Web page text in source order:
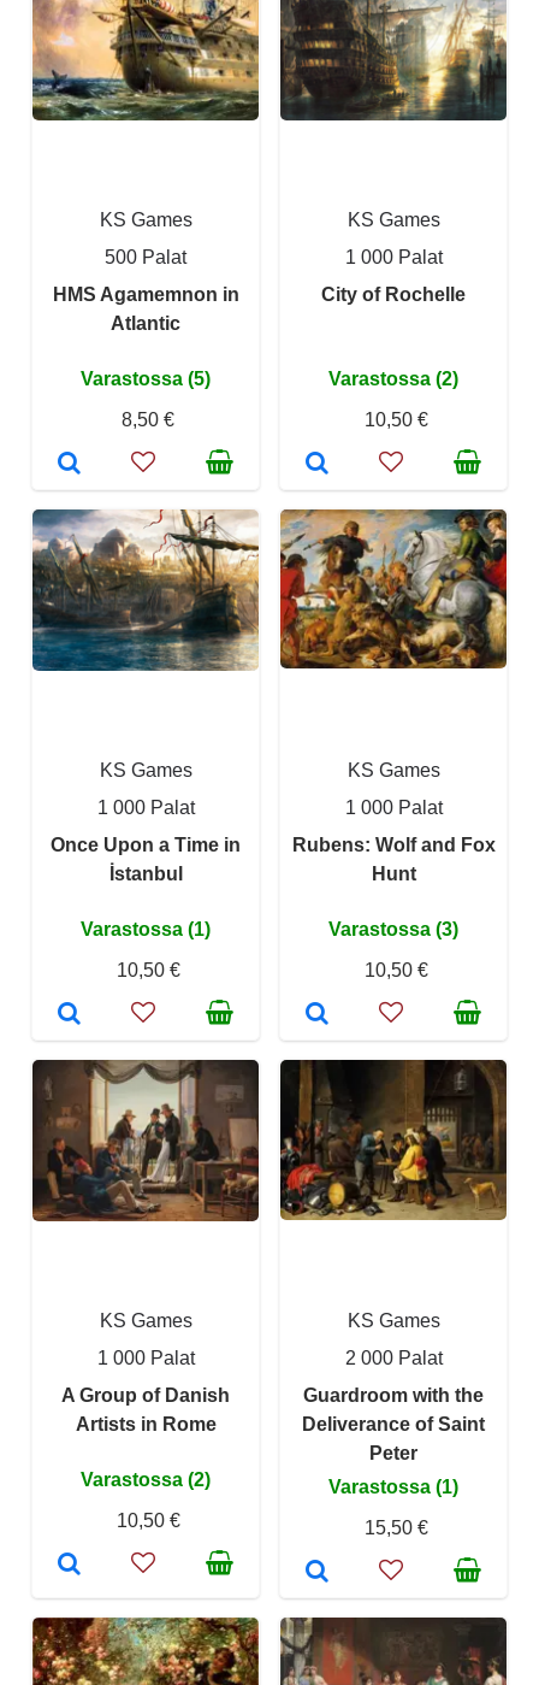
KS Games
500 Palat
HMS Agamemnon in
Atlantic
Varastossa (5)
8,50 €
KS Games
1 000 Palat
City of Rochelle
Varastossa (2)
10,50 €
KS Games
1 000 Palat
Once Upon a Time in
İstanbul
Varastossa (1)
10,50 €
KS Games
1 000 Palat
Rubens: Wolf and Fox
Hunt
Varastossa (3)
10,50 €
KS Games
1 000 Palat
A Group of Danish
Artists in Rome
Varastossa (2)
10,50 €
KS Games
2 000 Palat
Guardroom with the
Deliverance of Saint
Peter
Varastossa (1)
15,50 €